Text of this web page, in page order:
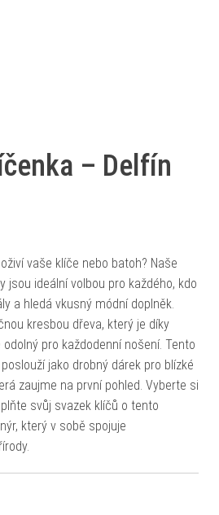
– Delfín
99 Kč.
vaše klíče nebo batoh? Naše
jsou ideální volbou pro každého, kdo
a hledá vkusný módní doplněk.
kresbou dřeva, který je díky
pro každodenní nošení. Tento
jako drobný dárek pro blízké
zaujme na první pohled. Vyberte si
svůj svazek klíčů o tento
který v sobě spojuje